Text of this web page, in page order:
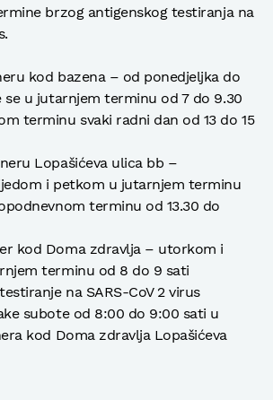
brzog antigenskog testiranja na
kod bazena – od ponedjeljka do
se u jutarnjem terminu od 7 do 9.30
terminu svaki radni dan od 13 do 15
Lopašićeva ulica bb –
i petkom u jutarnjem terminu
terminu od 13.30 do
kod Doma zdravlja – utorkom i
terminu od 8 do 9 sati
na SARS-CoV 2 virus
subote od 8:00 do 9:00 sati u
kod Doma zdravlja Lopašićeva